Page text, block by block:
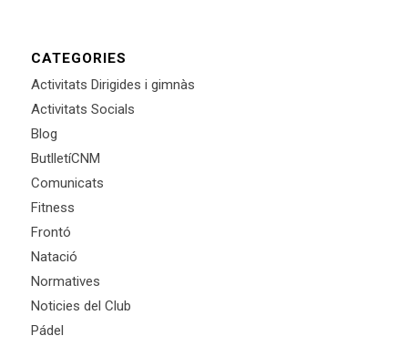
CATEGORIES
Activitats Dirigides i gimnàs
Activitats Socials
Blog
ButlletíCNM
Comunicats
Fitness
Frontó
Natació
Normatives
Noticies del Club
Pádel